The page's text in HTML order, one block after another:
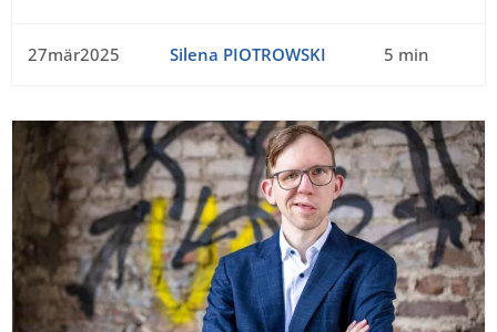
27mär2025 Silena PIOTROWSKI 5 min